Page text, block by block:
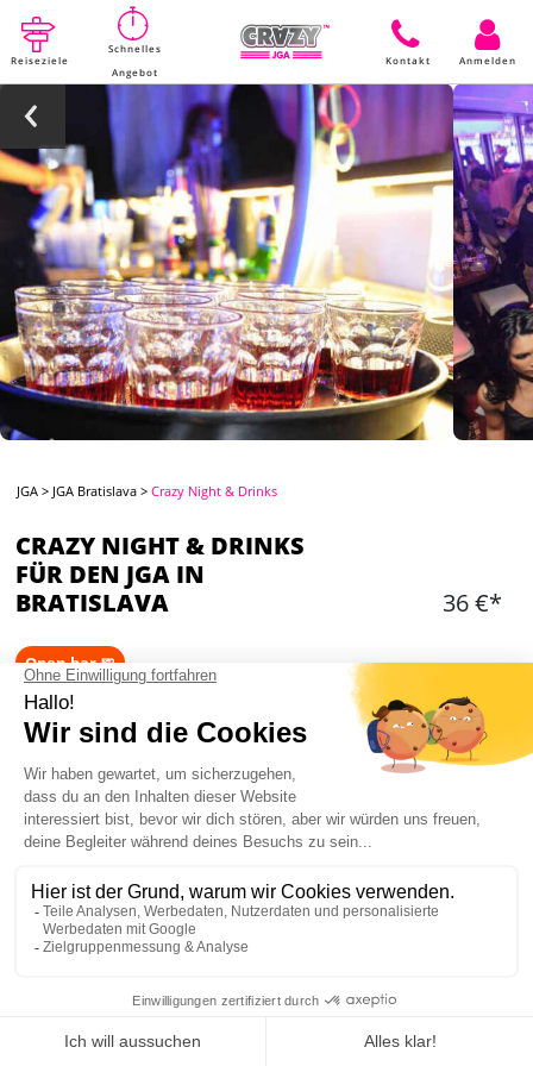
Reiseziele
Schnelles
Angebot
Kontakt Anmelden
JGA > JGA Bratislava >Crazy Night & Drinks
CRAZY NIGHT & DRINKS
FÜR DEN JGA IN
BRATISLAVA
36 €*
Open bar 🍺
WAS IST ENTHALTEN?
Eine Tour durch die besten Bars der Stadt
nacheuren Wünschen für 5 Stunden, in eurem
Tempo
Ein Eintritt in der besten Stripclub, wenn ihr
Ein Eintritt in einen der besten Nachtclubs der
Mein JGA in Bratislava